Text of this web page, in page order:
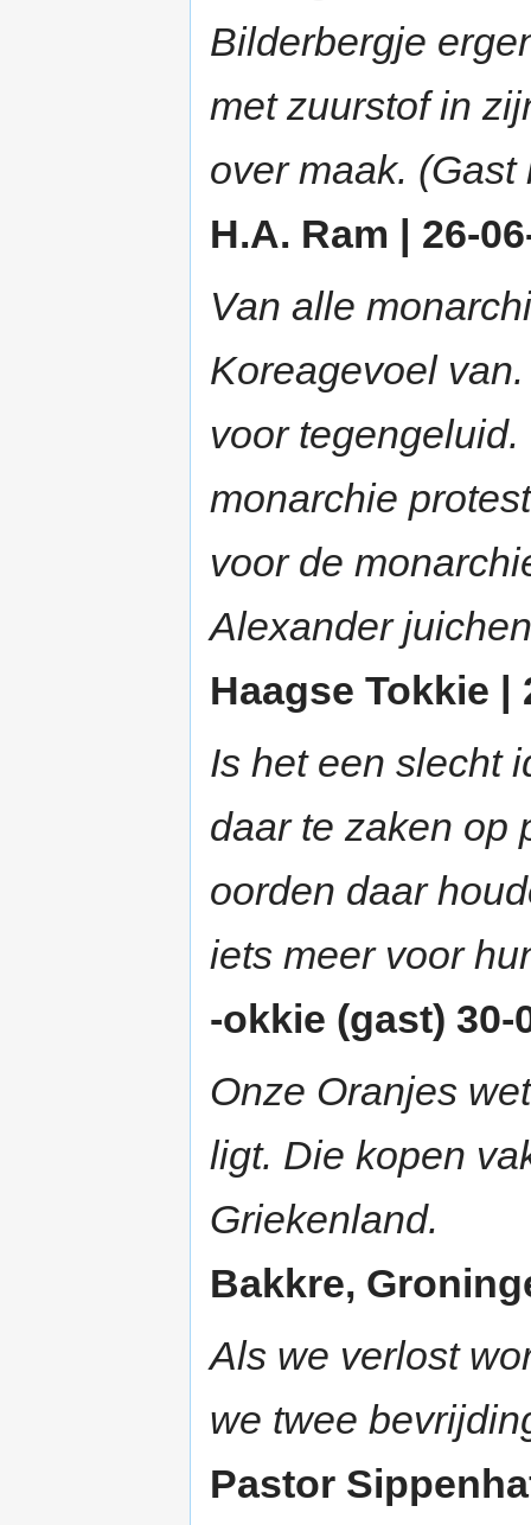
Bilderbergje
met zuurstof in
over maak.
H.A. Ram | 26-
Van alle
Koreagevoel
voor
monarchie
voor de
Alexander
Haagse Tokkie |
Is het een slecht
daar te zaken op
oorden daar
iets meer voor
-okkie (gast) 30-
Onze Oranjes
ligt. Die kopen
Griekenland.
Bakkre,
Als we verlost
we twee
Pastor